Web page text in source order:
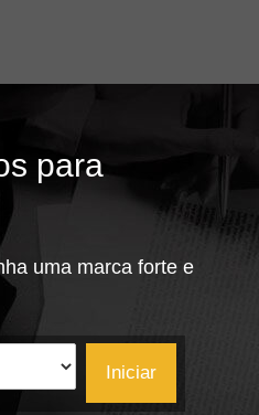
para
uma marca forte e
Iniciar